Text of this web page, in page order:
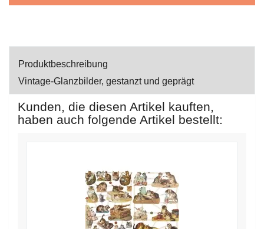
Produktbeschreibung
Vintage-Glanzbilder, gestanzt und geprägt
Kunden, die diesen Artikel kauften,
haben auch folgende Artikel bestellt: